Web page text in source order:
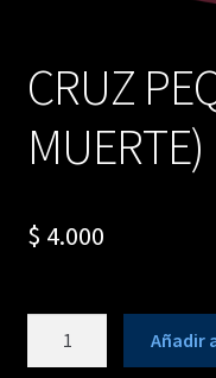
CRUZ
MUERTE)
$ 4.000
Añadir